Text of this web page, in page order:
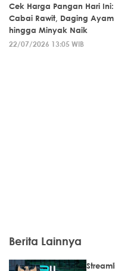
Cek Harga Pangan Hari Ini:
Cabai Rawit, Daging Ayam
hingga Minyak Naik
22/07/2026 13:05 WIB
Berita Lainnya